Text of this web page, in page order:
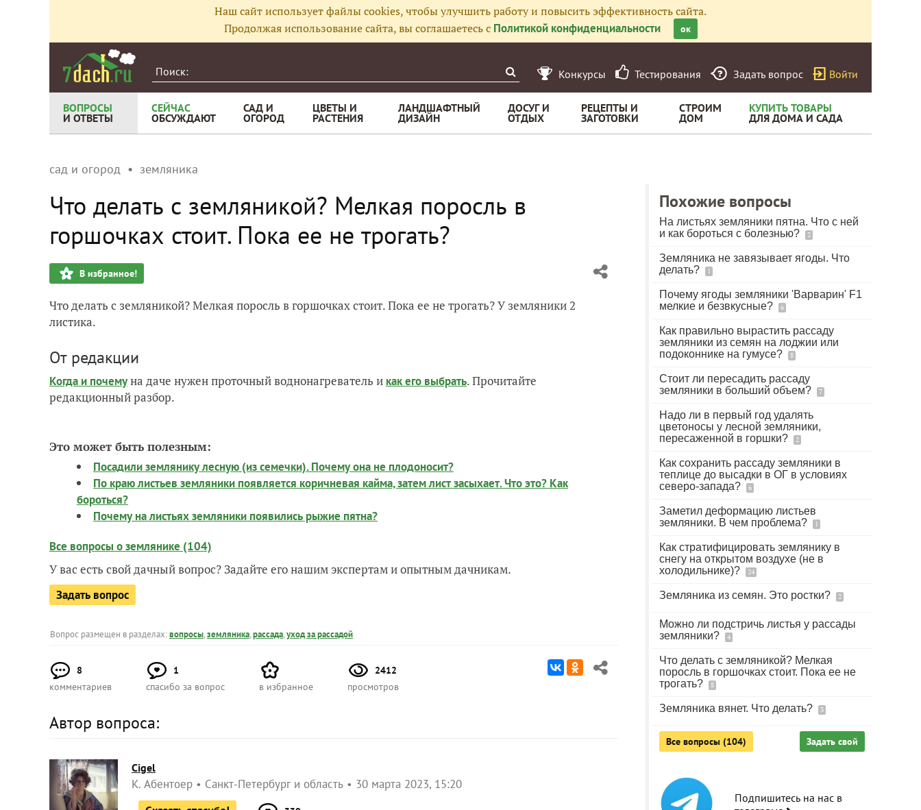
Наш сайт использует файлы cookies, чтобы улучшить работу и повысить эффективность сайта.
Продолжая использование сайта, вы соглашаетесь с Политикой конфиденциальности ок
Конкурсы Тестирования Задать вопрос Войти
ВОПРОСЫ
И ОТВЕТЫ
СЕЙЧАС
ОБСУЖДАЮТ
САД И
ОГОРОД
ЦВЕТЫ И
РАСТЕНИЯ
ЛАНДШАФТНЫЙ
ДИЗАЙН
ДОСУГ И
ОТДЫХ
РЕЦЕПТЫ И
ЗАГОТОВКИ
СТРОИМ
ДОМ
КУПИТЬ ТОВАРЫ
ДЛЯ ДОМА И САДА
сад и огород земляника
Что делать с земляникой? Мелкая поросль в
горшочках стоит. Пока ее не трогать?
В избранное!
Что делать с земляникой? Мелкая поросль в горшочках стоит. Пока ее не трогать? У земляники 2
листика.
От редакции
Когда и почемуна даче нужен проточный воднонагреватель и как его выбрать. Прочитайте
редакционный разбор.
Это может быть полезным:
Посадили землянику лесную (из семечки). Почему она не плодоносит?
По краю листьев земляники появляется коричневая кайма, затем лист засыхает. Что это? Как
бороться?
Почему на листьях земляники появились рыжие пятна?
Все вопросы о землянике (104)
У вас есть свой дачный вопрос? Задайте его нашим экспертам и опытным дачникам.
Задать вопрос
Вопрос размещен в разделах:вопросы,земляника,рассада,уход за рассадой
8
комментариев
1
спасибо за вопрос
в избранное
2412
просмотров
Автор вопроса:
Cigel
К. Абентоер Санкт-Петербург и область
30 марта 2023, 15:20
Похожие вопросы
На листьях земляники пятна. Что с ней
и как бороться с болезнью?
2
Земляника не завязывает ягоды. Что
делать?
1
Почему ягоды земляники 'Варварин' F1
мелкие и безвкусные?
6
Как правильно вырастить рассаду
земляники из семян на лоджии или
подоконнике на гумусе?
8
Стоит ли пересадить рассаду
земляники в больший объем?
7
Надо ли в первый год удалять
цветоносы у лесной земляники,
пересаженной в горшки?
2
Как сохранить рассаду земляники в
теплице до высадки в ОГ в условиях
северо-запада?
6
Заметил деформацию листьев
земляники. В чем проблема?
1
Как стратифицировать землянику в
снегу на открытом воздухе (не в
холодильнике)?
24
Земляника из семян. Это ростки? 2
Можно ли подстричь листья у рассады
земляники?
4
Что делать с земляникой? Мелкая
поросль в горшочках стоит. Пока ее не
трогать?
8
Земляника вянет. Что делать? 3
Все вопросы (104) Задать свой
Подпишитесь на нас в